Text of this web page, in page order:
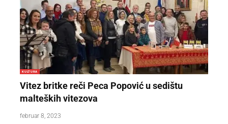
KULTURA
Vitez britke reči Peca Popović u sedištu
malteških vitezova
februar 8, 2023